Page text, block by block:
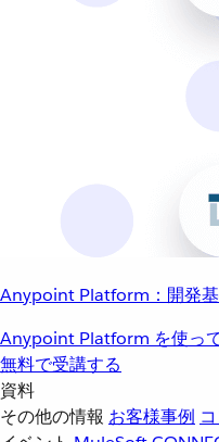
Anypoint Platform：開発
Anypoint Platform を使っ
無料で受講する
資料
その他の情報 お客様事例